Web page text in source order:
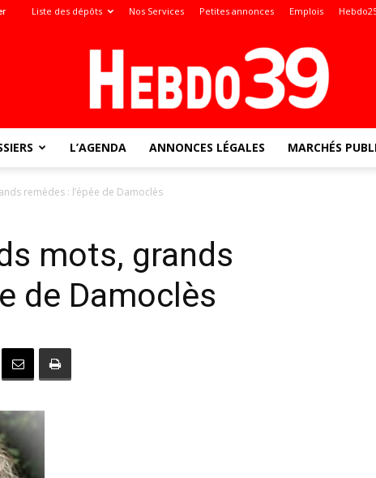
Liste des dépôts Nos Services Petites annonces Emplois
L’AGENDA ANNONCES LÉGALES MARCHÉS
remèdes : l’épée de Damoclès
mots, grands
de Damoclès